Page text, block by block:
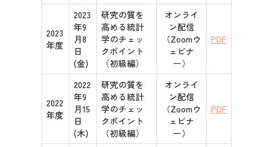
2023
年度
2023
年9
月8
日
(金)
研究の質を
高める統計
学のチェッ
クポイント
（初級編）
オンライ
ン配信
（Zoomウ
ェビナ
ー）
PDF
2022
年度
2022
年9
月15
日
(木)
研究の質を
高める統計
学のチェッ
クポイント
（初級編）
オンライ
ン配信
（Zoomウ
ェビナ
ー）
PDF